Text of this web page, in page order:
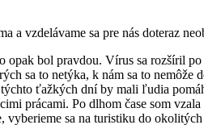
a vzdelávame sa pre nás doteraz
bol pravdou. Vírus sa rozšíril
sa to netýka, k nám sa to
ťažkých dní by mali ľudia
prácami. Po dlhom čase som
sa na turistiku do